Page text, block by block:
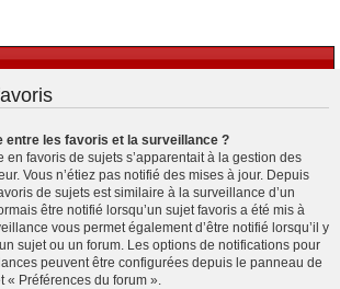
entre les favoris et la surveillance ?
en favoris de sujets s’apparentait à la gestion des
Vous n’étiez pas notifié des mises à jour. Depuis
de sujets est similaire à la surveillance d’un
être notifié lorsqu’un sujet favoris a été mis à
vous permet également d’être notifié lorsqu’il y
sujet ou un forum. Les options de notifications pour
peuvent être configurées depuis le panneau de
« Préférences du forum ».